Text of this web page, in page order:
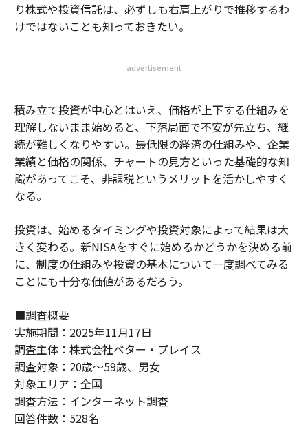
り株式や投資信託は、必ずしも右肩上がりで推移するわ
けではないことも知っておきたい。
advertisement
積み立て投資が中心とはいえ、価格が上下する仕組みを
理解しないまま始めると、下落局面で不安が先立ち、継
続が難しくなりやすい。最低限の経済の仕組みや、企業
業績と価格の関係、チャートの見方といった基礎的な知
識があってこそ、非課税というメリットを活かしやすく
なる。
投資は、始めるタイミングや投資対象によって結果は大
きく変わる。新NISAをすぐに始めるかどうかを決める前
に、制度の仕組みや投資の基本について一度調べてみる
ことにも十分な価値があるだろう。
■調査概要
実施期間：2025年11月17日
調査主体：株式会社ベター・プレイス
調査対象：20歳～59歳、男女
対象エリア：全国
調査方法：インターネット調査
回答件数：528名